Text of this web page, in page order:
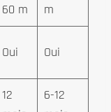
60 m
m
Oui Oui
12
6-12